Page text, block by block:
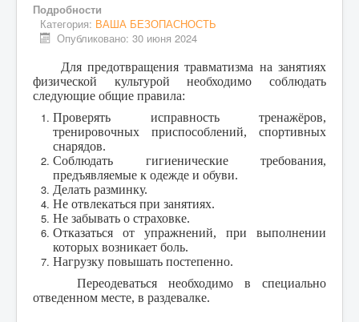
ВАША БЕЗОПАСНОСТЬ
ПЕРВАЯ ПОМОЩЬ
ВИДЕОМАТЕРИАЛЫ
ФОТОАЛЬБОМ
Подробности
Категория: ВАША БЕЗОПАСНОСТЬ
Опубликовано: 30 июня 2024
Для предотвращения травматизма на занятиях
физической культурой необходимо соблюдать
следующие общие правила:
Проверять исправность тренажёров,
тренировочных приспособлений, спортивных
снарядов.
Соблюдать гигиенические требования,
предъявляемые к одежде и обуви.
Делать разминку.
Не отвлекаться при занятиях.
Не забывать о страховке.
Отказаться от упражнений, при выполнении
которых возникает боль.
Нагрузку повышать постепенно.
Переодеваться необходимо в специально
отведенном месте, в раздевалке.